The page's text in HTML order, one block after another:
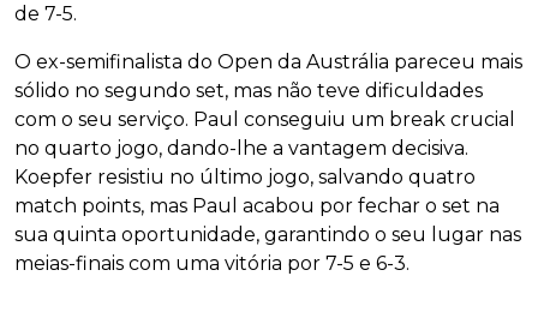
de 7-5.
O ex-semifinalista do Open da Austrália pareceu mais
sólido no segundo set, mas não teve dificuldades
com o seu serviço. Paul conseguiu um break crucial
no quarto jogo, dando-lhe a vantagem decisiva.
Koepfer resistiu no último jogo, salvando quatro
match points, mas Paul acabou por fechar o set na
sua quinta oportunidade, garantindo o seu lugar nas
meias-finais com uma vitória por 7-5 e 6-3.